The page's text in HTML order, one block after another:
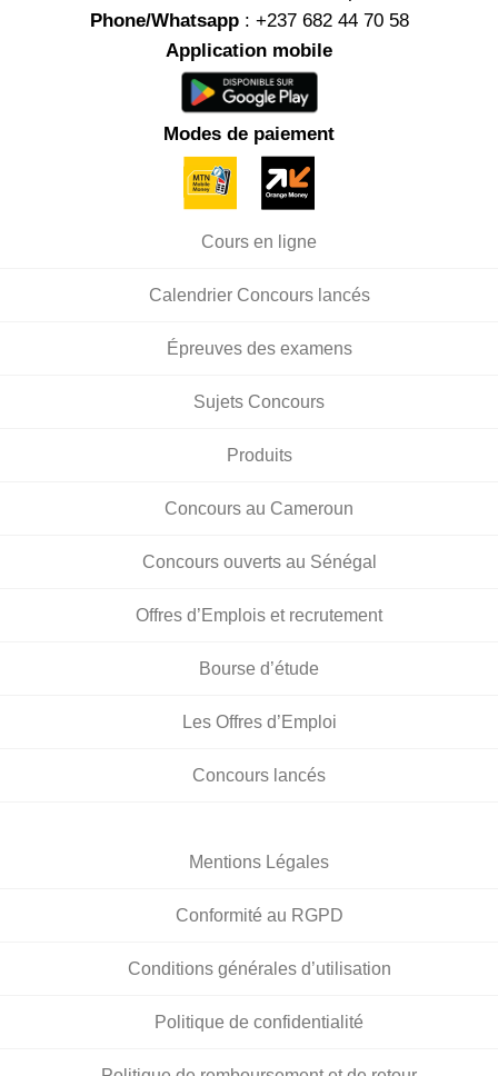
Phone/Whatsapp: +237 682 44 70 58
Application mobile
Modes de paiement
Cours en ligne
Calendrier Concours lancés
Épreuves des examens
Sujets Concours
Produits
Concours au Cameroun
Concours ouverts au Sénégal
Offres d’Emplois et recrutement
Bourse d’étude
Les Offres d’Emploi
Concours lancés
Mentions Légales
Conformité au RGPD
Conditions générales d’utilisation
Politique de confidentialité